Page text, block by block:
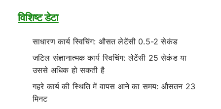
विशिष्ट डेटा
साधारण कार्य स्विचिंग: औसत लेटेंसी 0.5-2 सेकंड
जटिल संज्ञानात्मक कार्य स्विचिंग: लेटेंसी 25 सेकंड या
उससे अधिक हो सकती है
गहरे कार्य की स्थिति में वापस आने का समय: औसतन 23
मिनट